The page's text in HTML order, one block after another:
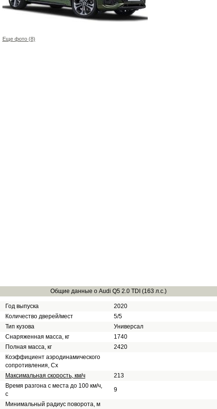
Еще фото (8)
Общие данные о Audi Q5 2.0 TDI (163 л.с.)
Год выпуска
2020
Количество дверей/мест
5/5
Тип кузова
Универсал
Снаряженная масса, кг
1740
Полная масса, кг
2420
Коэффициент аэродинамического
сопротивления, Сх
Максимальная скорость, км/ч
213
Время разгона с места до 100 км/ч,
с
9
Минимальный радиус поворота, м